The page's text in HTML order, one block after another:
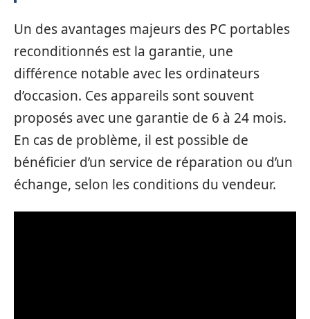
Un des avantages majeurs des PC portables
reconditionnés est la garantie, une
différence notable avec les ordinateurs
d’occasion. Ces appareils sont souvent
proposés avec une garantie de 6 à 24 mois.
En cas de problème, il est possible de
bénéficier d’un service de réparation ou d’un
échange, selon les conditions du vendeur.